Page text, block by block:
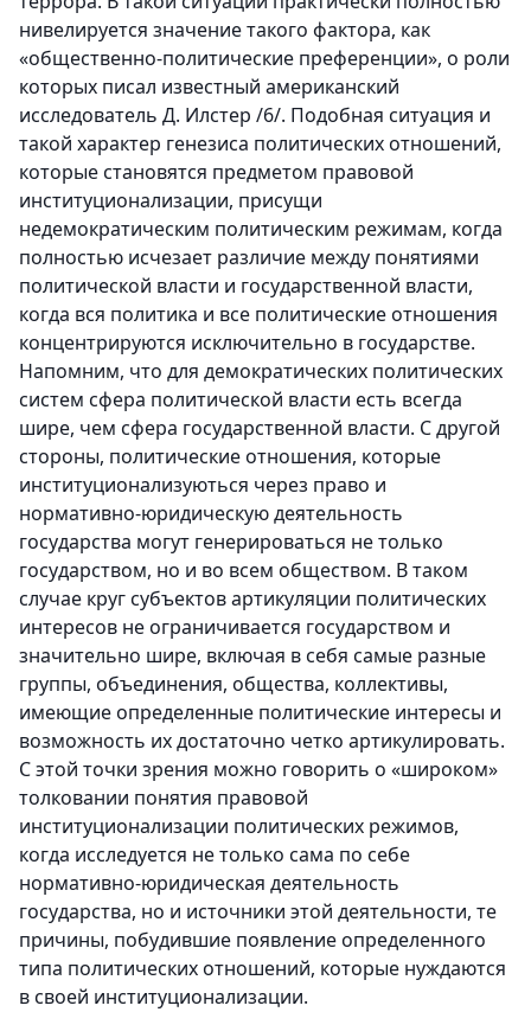
нивелируется значение такого фактора, как
«общественно-политические преференции», о роли
которых писал известный американский
исследователь Д. Илстер /6/. Подобная ситуация и
такой характер генезиса политических отношений,
которые становятся предметом правовой
институционализации, присущи
недемократическим политическим режимам, когда
полностью исчезает различие между понятиями
политической власти и государственной власти,
когда вся политика и все политические отношения
концентрируются исключительно в государстве.
Напомним, что для демократических политических
систем сфера политической власти есть всегда
шире, чем сфера государственной власти. С другой
стороны, политические отношения, которые
институционализуються через право и
нормативно-юридическую деятельность
государства могут генерироваться не только
государством, но и во всем обществом. В таком
случае круг субъектов артикуляции политических
интересов не ограничивается государством и
значительно шире, включая в себя самые разные
группы, объединения, общества, коллективы,
имеющие определенные политические интересы и
возможность их достаточно четко артикулировать.
С этой точки зрения можно говорить о «широком»
толковании понятия правовой
институционализации политических режимов,
когда исследуется не только сама по себе
нормативно-юридическая деятельность
государства, но и источники этой деятельности, те
причины, побудившие появление определенного
типа политических отношений, которые нуждаются
в своей институционализации.